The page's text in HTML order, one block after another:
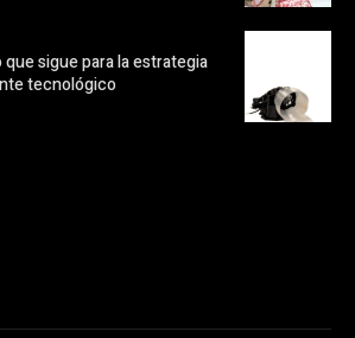
sigue para la estrategia
tecnológico